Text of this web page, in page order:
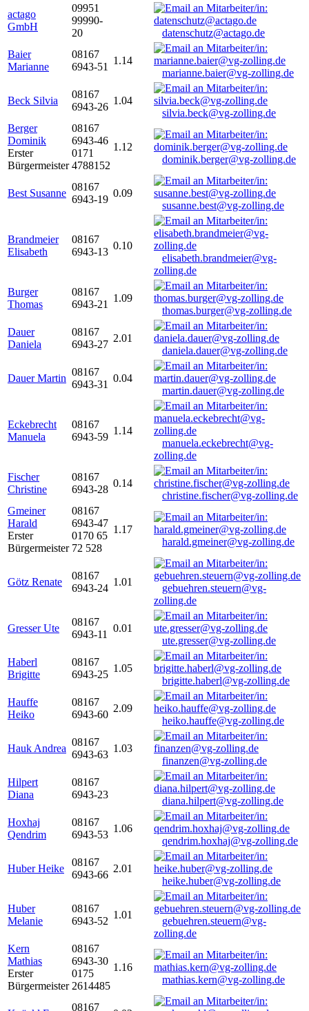
actago
GmbH
09951
99990-
20
datenschutz@actago.de
Baier
Marianne
08167
6943-51
1.14
marianne.baier@vg-zolling.de
Beck Silvia
08167
6943-26
1.04
silvia.beck@vg-zolling.de
Berger
Dominik
Erster
Bürgermeister
08167
6943-46
0171
4788152
1.12
dominik.berger@vg-zolling.de
Best Susanne
08167
6943-19
0.09
susanne.best@vg-zolling.de
Brandmeier
Elisabeth
08167
6943-13
0.10
elisabeth.brandmeier@vg-
zolling.de
Burger
Thomas
08167
6943-21
1.09
thomas.burger@vg-zolling.de
Dauer
Daniela
08167
6943-27
2.01
daniela.dauer@vg-zolling.de
Dauer Martin
08167
6943-31
0.04
martin.dauer@vg-zolling.de
Eckebrecht
Manuela
08167
6943-59
1.14
manuela.eckebrecht@vg-
zolling.de
Fischer
Christine
08167
6943-28
0.14
christine.fischer@vg-zolling.de
Gmeiner
Harald
Erster
Bürgermeister
08167
6943-47
0170 65
72 528
1.17
harald.gmeiner@vg-zolling.de
Götz Renate
08167
6943-24
1.01
gebuehren.steuern@vg-
zolling.de
Gresser Ute
08167
6943-11
0.01
ute.gresser@vg-zolling.de
Haberl
Brigitte
08167
6943-25
1.05
brigitte.haberl@vg-zolling.de
Hauffe
Heiko
08167
6943-60
2.09
heiko.hauffe@vg-zolling.de
Hauk Andrea
08167
6943-63
1.03
finanzen@vg-zolling.de
Hilpert
Diana
08167
6943-23
diana.hilpert@vg-zolling.de
Hoxhaj
Qendrim
08167
6943-53
1.06
qendrim.hoxhaj@vg-zolling.de
Huber Heike
08167
6943-66
2.01
heike.huber@vg-zolling.de
Huber
Melanie
08167
6943-52
1.01
gebuehren.steuern@vg-
zolling.de
Kern
Mathias
Erster
Bürgermeister
08167
6943-30
0175
2614485
1.16
mathias.kern@vg-zolling.de
08167